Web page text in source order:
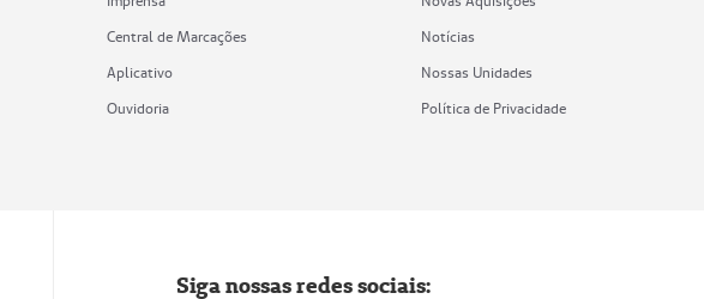
Central de Marcações
Aplicativo
Ouvidoria
Notícias
Nossas Unidades
Política de Privacidade
Siga nossas redes sociais: